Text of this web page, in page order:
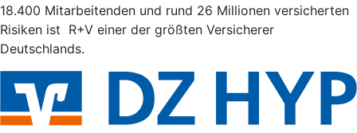
18.400 Mitarbeitenden und rund 26 Millionen versicherten
Risiken ist R+V einer der größten Versicherer
Deutschlands.